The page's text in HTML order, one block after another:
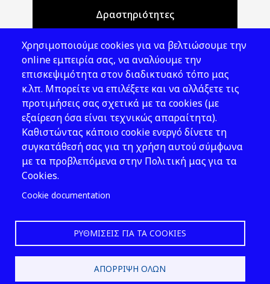
Δραστηριότητες
Νομοθεσία
Εκδόσεις
Νέα - Εκδηλώσεις
Ακολουθήστε μας
Χρησιμοποιούμε cookies για να βελτιώσουμε την
online εμπειρία σας, να αναλύουμε την
επισκεψιμότητα στον διαδικτυακό τόπο μας
κ.λπ. Μπορείτε να επιλέξετε και να αλλάξετε τις
προτιμήσεις σας σχετικά με τα cookies (με
εξαίρεση όσα είναι τεχνικώς απαραίτητα).
Καθιστώντας κάποιο cookie ενεργό δίνετε τη
συγκατάθεσή σας για τη χρήση αυτού σύμφωνα
με τα προβλεπόμενα στην Πολιτική μας για τα
Cookies.
Cookie documentation
ΡΥΘΜΊΣΕΙΣ ΓΙΑ ΤΑ COOKIES
ΑΠΌΡΡΙΨΗ ΌΛΩΝ
2026 © ΕΛ.ΙΝ.Υ.Α.Ε.